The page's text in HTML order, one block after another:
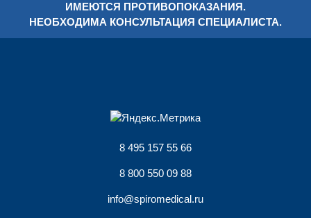
ИМЕЮТСЯ ПРОТИВОПОКАЗАНИЯ.
НЕОБХОДИМА КОНСУЛЬТАЦИЯ СПЕЦИАЛИСТА.
8 495 157 55 66
8 800 550 09 88
info@spiromedical.ru